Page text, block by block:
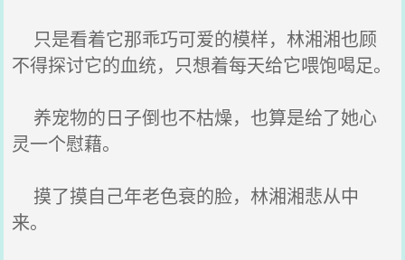
只是看着它那乖巧可爱的模样，林湘湘也顾
不得探讨它的血统，只想着每天给它喂饱喝足。
养宠物的日子倒也不枯燥，也算是给了她心
灵一个慰藉。
摸了摸自己年老色衰的脸，林湘湘悲从中
来。